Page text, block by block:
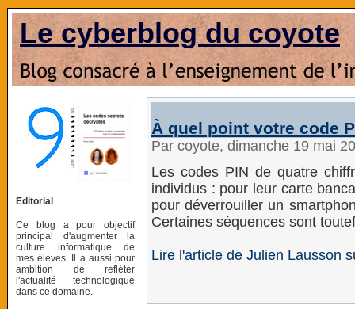
Le cyberblog du coyote
Editorial
Ce blog a pour objectif
principal d'augmenter la
culture informatique de
mes élèves. Il a aussi pour
ambition de refléter
l'actualité technologique
dans ce domaine.
À quel point votre code
Par coyote, dimanche 19 mai
Les codes PIN de quatre
individus : pour leur carte
pour déverrouiller un
Certaines séquences sont
Lire l'article de Julien Lausson